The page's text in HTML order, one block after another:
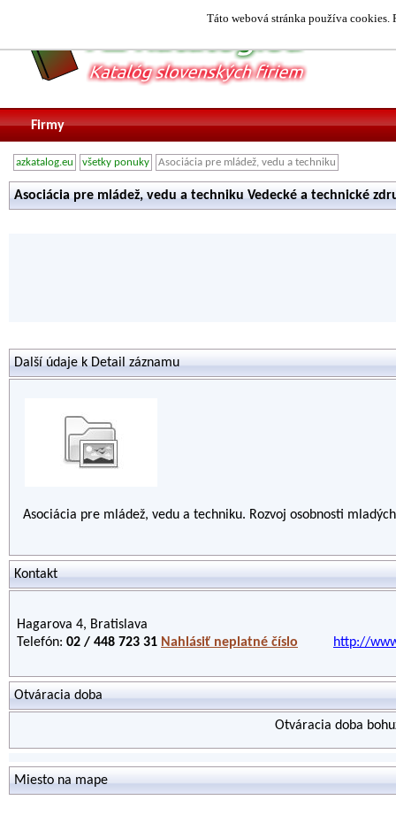
Táto webová stránka používa
Firmy
azkatalog.eu všetky ponuky Asociácia pre mládež, vedu a techniku
Asociácia pre mládež, vedu a techniku Vedecké a technické
Další údaje k Detail záznamu
Asociácia pre mládež, vedu a techniku. Rozvoj osobnosti
Kontakt
Hagarova 4, Bratislava
Telefón: 02 / 448 723 31 Nahlásiť neplatné číslo http://
Otváracia doba
Otváracia doba
Miesto na mape